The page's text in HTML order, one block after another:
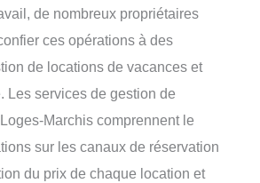
de nombreux propriétaires
ces opérations à des
de locations de vacances et
Les services de gestion de
Marchis comprennent le
sur les canaux de réservation
du prix de chaque location et